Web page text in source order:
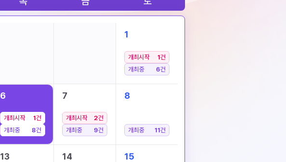
1
개최시작 1건
개최중
6건
6
개최시작 1건
개최중
8건
7
개최시작 2건
개최중
9건
8
개최중 11건
13 14 15